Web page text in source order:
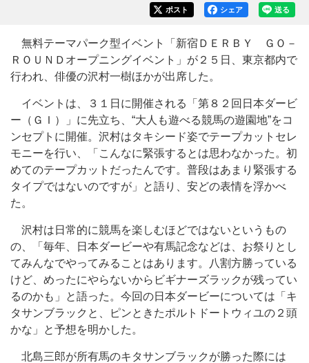
送る
シェア
ポスト
無料テーマパーク型イベント「新宿ＤＥＲＢＹ ＧＯ－
ＲＯＵＮＤオープニングイベント」が２５日、東京都内で
行われ、俳優の沢村一樹ほかが出席した。
イベントは、３１日に開催される「第８２回日本ダービ
ー（ＧＩ）」に先立ち、“大人も遊べる競馬の遊園地”をコ
ンセプトに開催。沢村はタキシード姿でテープカットセレ
モニーを行い、「こんなに緊張するとは思わなかった。初
めてのテープカットだったんです。普段はあまり緊張する
タイプではないのですが」と語り、安どの表情を浮かべ
た。
沢村は日常的に競馬を楽しむほどではないというもの
の、「毎年、日本ダービーや有馬記念などは、お祭りとし
てみんなでやってみることはあります。八割方勝っている
けど、めったにやらないからビギナーズラックが残ってい
るのかも」と語った。今回の日本ダービーについては「キ
タサンブラックと、ピンときたポルトドートウィユの２頭
かな」と予想を明かした。
北島三郎が所有馬のキタサンブラックが勝った際には